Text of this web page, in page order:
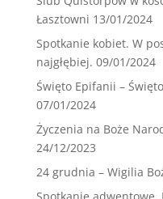
Łasztowni 13/01/2024
Spotkanie kobiet. W
najgłębiej. 09/01/2024
Święto Epifanii –
07/01/2024
Życzenia na Boże
24/12/2023
24 grudnia – Wigilia
Spotkanie adwentowe.